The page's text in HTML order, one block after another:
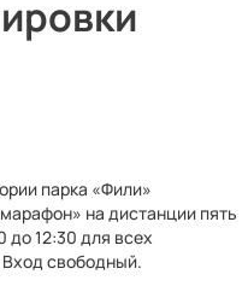
парка «Фили»
на дистанции пять
до 12:30 для всех
свободный.